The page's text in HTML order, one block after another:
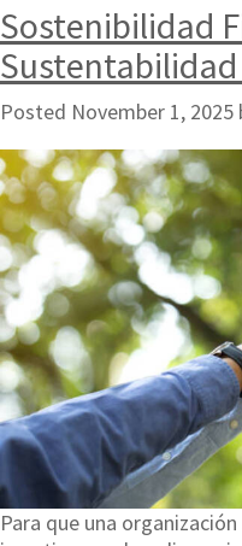
Sostenibilidad
Posted November 1, 2025
Para que una